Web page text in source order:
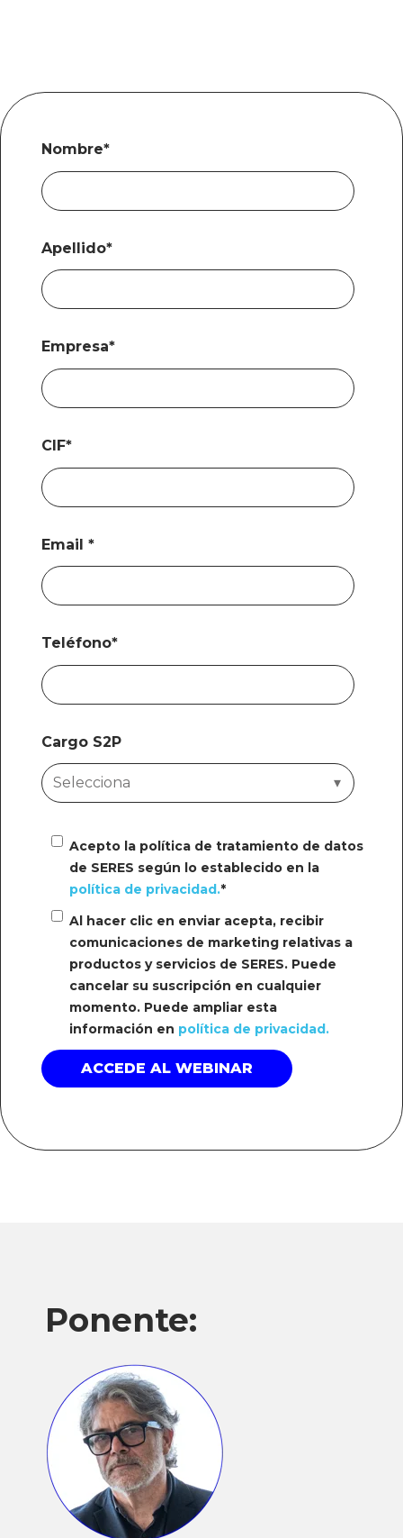
Nombre*
Apellido*
Empresa*
CIF*
Email*
Teléfono*
Cargo S2P
Acepto la política de tratamiento de datos
de SERES según lo establecido en la
política de privacidad.*
Al hacer clic en enviar acepta, recibir
comunicaciones de marketing relativas a
productos y servicios de SERES. Puede
cancelar su suscripción en cualquier
momento. Puede ampliar esta
información en política de privacidad.
Ponente: